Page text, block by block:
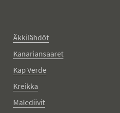
Äkkilähdöt
Kanariansaaret
Kap Verde
Kreikka
Malediivit